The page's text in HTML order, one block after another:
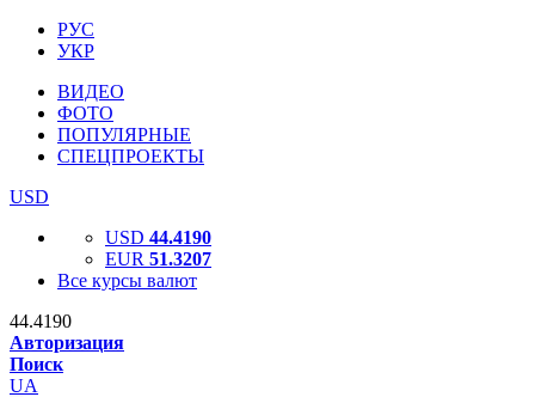
РУС
УКР
ВИДЕО
ФОТО
ПОПУЛЯРНЫЕ
СПЕЦПРОЕКТЫ
USD
USD 44.4190
EUR 51.3207
Все курсы валют
44.4190
Авторизация
Поиск
UA